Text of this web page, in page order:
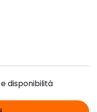
disponibilità